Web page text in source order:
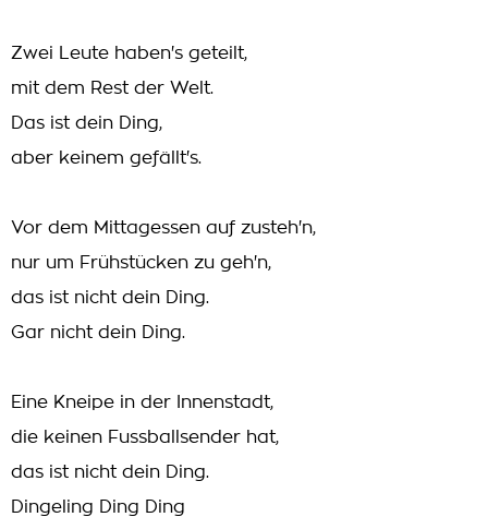
Zwei Leute haben's geteilt,
mit dem Rest der Welt.
Das ist dein Ding,
aber keinem gefällt's.
Vor dem Mittagessen auf zusteh'n,
nur um Frühstücken zu geh'n,
das ist nicht dein Ding.
Gar nicht dein Ding.
Eine Kneipe in der Innenstadt,
die keinen Fussballsender hat,
das ist nicht dein Ding.
Dingeling Ding Ding